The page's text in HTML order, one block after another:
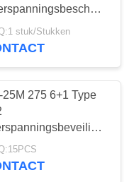
stuk/Stukken
25M 275 6+1 Type
25kA bescherming
UL94-V0